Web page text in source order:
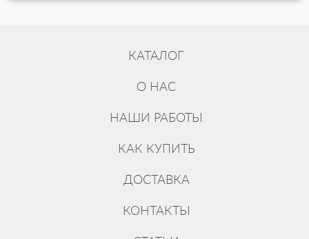
КАТАЛОГ
О НАС
НАШИ РАБОТЫ
КАК КУПИТЬ
ДОСТАВКА
КОНТАКТЫ